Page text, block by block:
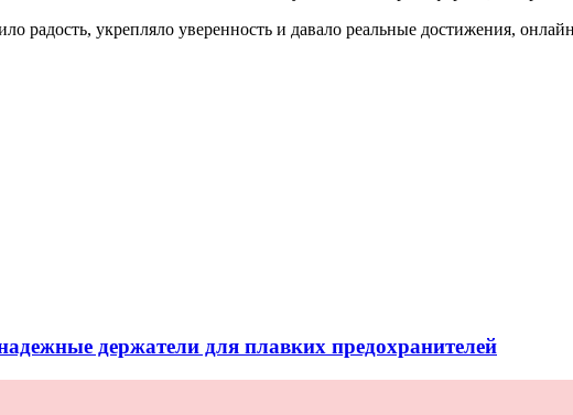
радость, укрепляло уверенность и давало реальные достижения,
держатели для плавких предохранителей